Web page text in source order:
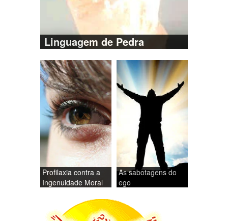
Linguagem de Pedra
Profilaxia contra a
Ingenuidade Moral
As sabotagens do
ego